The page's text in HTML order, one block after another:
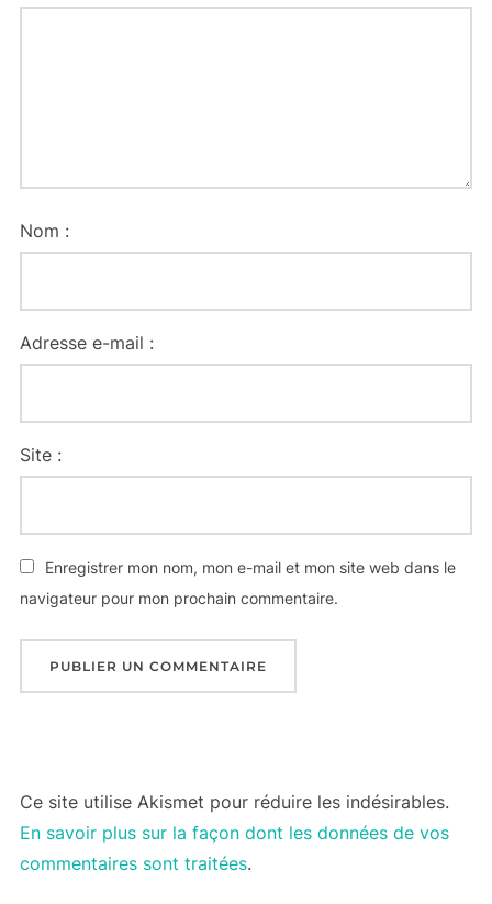
Nom :
Adresse e-mail :
Site :
Enregistrer mon nom, mon e-mail et mon site web dans le
navigateur pour mon prochain commentaire.
Ce site utilise Akismet pour réduire les indésirables.
En savoir plus sur la façon dont les données de vos
commentaires sont traitées.